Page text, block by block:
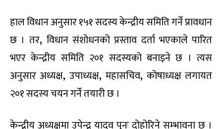
हाल विधान अनुसार १५१ सदस्य केन्द्रीय समिति गर्ने प्रावधान
छ । तर, विधान संशोधनको प्रस्ताव दर्ता भएकाले पारित
भएर केन्द्रीय समिति २०१ सदस्यको बनाइने छ । त्यस
अनुसार अध्यक्ष, उपाध्यक्ष, महासचिव, कोषाध्यक्ष लगायत
२०१ सदस्य चयन गर्ने तयारी छ ।
केन्द्रीय अध्यक्षमा उपेन्द्र यादव पुनः दोहोरिने सम्भावना छ ।